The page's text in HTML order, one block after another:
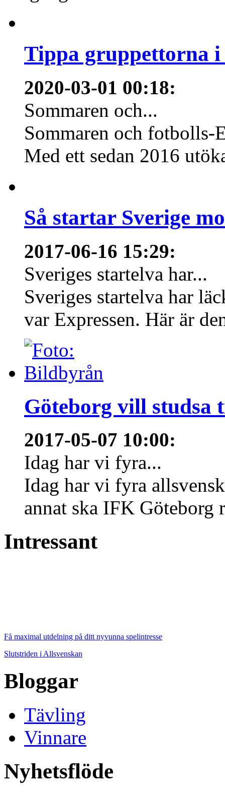
Tippa gruppettorna
2020-03-01 00:18:
Sommaren och...
Sommaren och fotbolls-
Med ett sedan 2016
Så startar Sverige
2017-06-16 15:29:
Sveriges startelva har...
Sveriges startelva har
var Expressen. Här är
Göteborg vill studsa
2017-05-07 10:00:
Idag har vi fyra...
Idag har vi fyra
annat ska IFK Göteborg
Intressant
Få maximal utdelning på ditt nyvunna spelintresse
Slutstriden i Allsvenskan
Bloggar
Tävling
Vinnare
Nyhetsflöde